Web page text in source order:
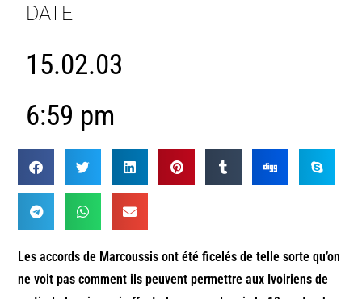
DATE
15.02.03
6:59 pm
Les accords de Marcoussis ont été ficelés de telle sorte qu’on
ne voit pas comment ils peuvent permettre aux Ivoiriens de